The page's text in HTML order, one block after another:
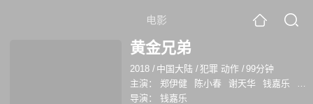
电影
黄金兄弟
2018 / 中国大陆 /犯罪 动作 /99分钟
主演：
郑伊健 陈小春 谢天华 钱嘉乐
林
导演：
钱嘉乐